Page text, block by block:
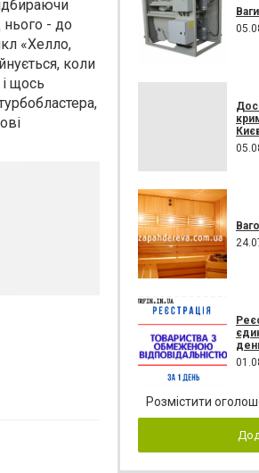
нього - до
«Хелло,
коли
щось
Розмістити